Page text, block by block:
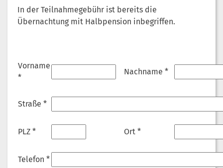
In der Teilnahmegebühr ist bereits die
Übernachtung mit Halbpension inbegriffen.
Vorname
*
Nachname *
Straße *
PLZ * Ort *
Telefon *